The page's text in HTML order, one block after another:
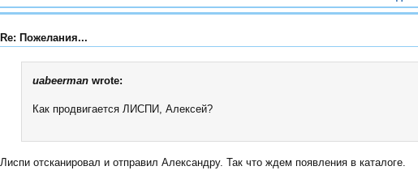
Re: Пожелания...
uabeerman wrote:
Как продвигается ЛИСПИ, Алексей?
Лиспи отсканировал и отправил Александру. Так что ждем появления в каталоге.